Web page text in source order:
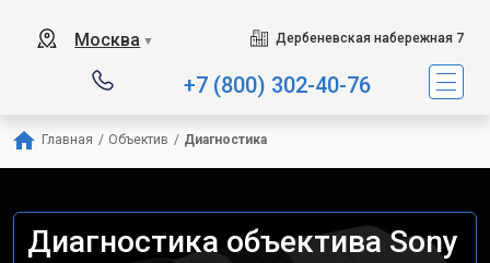
Москва ▼ Дербеневская набережная 7
+7 (800) 302-40-76
Главная / Объектив / Диагностика
Диагностика объектива Sony